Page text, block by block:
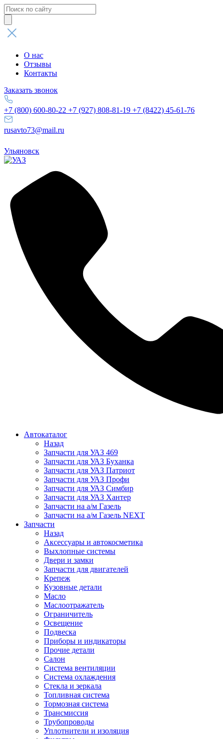
Поиск
товаров
О нас
Отзывы
Контакты
Заказать звонок
+7 (800) 600-80-22 +7 (927) 808-81-19 +7 (8422) 45-61-76
rusavto73@mail.ru
Ульяновск
Автокаталог
Назад
Запчасти для УАЗ 469
Запчасти для УАЗ Буханка
Запчасти для УАЗ Патриот
Запчасти для УАЗ Профи
Запчасти для УАЗ Симбир
Запчасти для УАЗ Хантер
Запчасти на а/м Газель
Запчасти на а/м Газель NEXT
Запчасти
Назад
Аксессуары и автокосметика
Выхлопные системы
Двери и замки
Запчасти для двигателей
Крепеж
Кузовные детали
Масло
Маслоотражатель
Ограничитель
Освещение
Подвеска
Приборы и индикаторы
Прочие детали
Салон
Система вентиляции
Система охлаждения
Стекла и зеркала
Топливная система
Тормозная система
Трансмиссия
Трубопроводы
Уплотнители и изоляция